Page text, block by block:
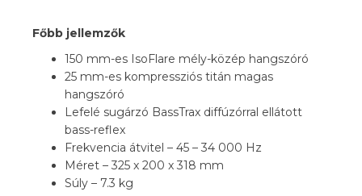
Főbb jellemzők
150 mm-es IsoFlare mély-közép hangszóró
25 mm-es kompressziós titán magas
hangszóró
Lefelé sugárzó BassTrax diffúzórral ellátott
bass-reflex
Frekvencia átvitel – 45 – 34 000 Hz
Méret – 325 x 200 x 318 mm
Súly – 7.3 kg